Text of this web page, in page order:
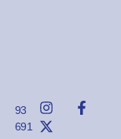
93
691